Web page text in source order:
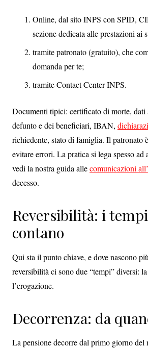
Online, dal sito INPS con SPID,
sezione dedicata alle prestazioni ai
tramite patronato (gratuito), che
domanda per te;
tramite Contact Center INPS.
Documenti tipici: certificato di morte, dati
defunto e dei beneficiari, IBAN,
richiedente, stato di famiglia. Il patronato
evitare errori. La pratica si lega spesso
vedi la nostra guida allecomunicazioni
decesso.
Reversibilità: i
contano
Qui sta il punto chiave, e dove nascono
reversibilità ci sono due “tempi” diversi:
l’erogazione.
Decorrenza: da
La pensione decorre dal primo giorno del